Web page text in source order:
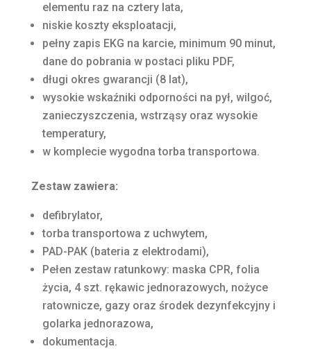
elementu raz na cztery lata,
niskie koszty eksploatacji,
pełny zapis EKG na karcie, minimum 90 minut,
dane do pobrania w postaci pliku PDF,
długi okres gwarancji (8 lat),
wysokie wskaźniki odporności na pył, wilgoć,
zanieczyszczenia, wstrząsy oraz wysokie
temperatury,
w komplecie wygodna torba transportowa.
Zestaw zawiera:
defibrylator,
torba transportowa z uchwytem,
PAD-PAK (bateria z elektrodami),
Pełen zestaw ratunkowy: maska CPR, folia
życia, 4 szt. rękawic jednorazowych, nożyce
ratownicze, gazy oraz środek dezynfekcyjny i
golarka jednorazowa,
dokumentacja.